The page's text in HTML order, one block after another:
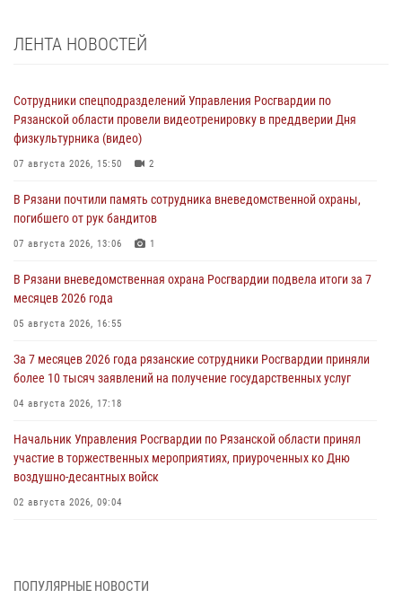
ЛЕНТА НОВОСТЕЙ
Сотрудники спецподразделений Управления Росгвардии по
Рязанской области провели видеотренировку в преддверии Дня
физкультурника (видео)
07 августа 2026, 15:50 2
В Рязани почтили память сотрудника вневедомственной охраны,
погибшего от рук бандитов
07 августа 2026, 13:06 1
В Рязани вневедомственная охрана Росгвардии подвела итоги за 7
месяцев 2026 года
05 августа 2026, 16:55
За 7 месяцев 2026 года рязанские сотрудники Росгвардии приняли
более 10 тысяч заявлений на получение государственных услуг
04 августа 2026, 17:18
Начальник Управления Росгвардии по Рязанской области принял
участие в торжественных мероприятиях, приуроченных ко Дню
воздушно-десантных войск
02 августа 2026, 09:04
ПОПУЛЯРНЫЕ НОВОСТИ